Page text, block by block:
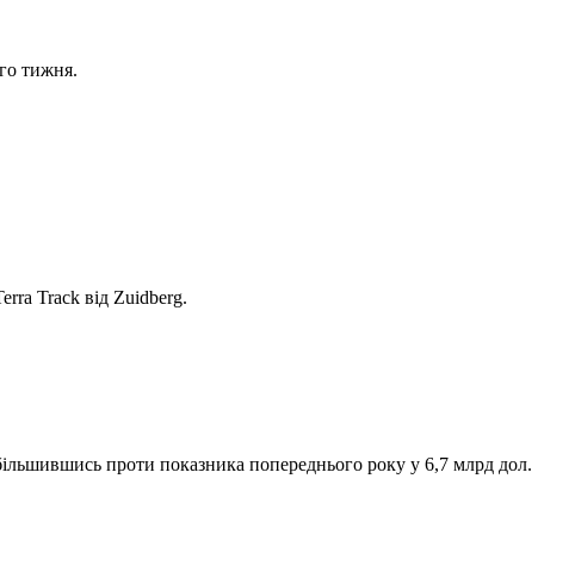
тижня.
Track від Zuidberg.
проти показника попереднього року у 6,7 млрд дол.